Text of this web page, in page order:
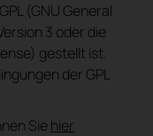
(GNU General
3 oder die
gestellt ist.
der GPL
Siehier